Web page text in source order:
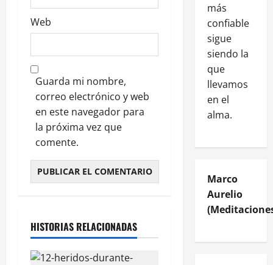
Web
Guarda mi nombre,
correo electrónico y web
en este navegador para
la próxima vez que
comente.
HISTORIAS RELACIONADAS
más
confiable
sigue
siendo la
que
llevamos
en el
alma.
Marco
Aurelio